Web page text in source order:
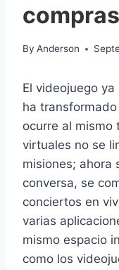
By Anderson
El videojuego
ha
ocurre al mismo
virtuales no se
misiones; ahora
conversa, se
conciertos en
varias
mismo espacio
como los